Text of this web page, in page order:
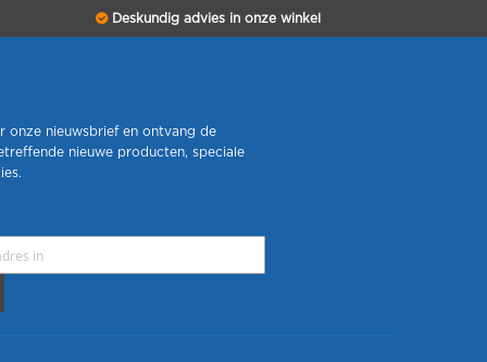
Deskundig advies in onze winkel
onze nieuwsbrief en ontvang de
nieuwe producten, speciale